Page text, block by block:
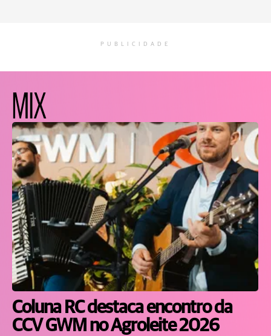
PUBLICIDADE
MIX
Coluna RC destaca encontro da
CCV GWM no Agroleite 2026